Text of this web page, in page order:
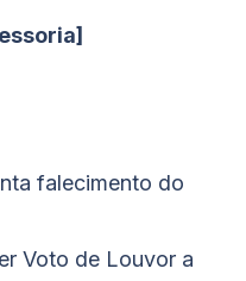
falecimento do
Voto de Louvor a